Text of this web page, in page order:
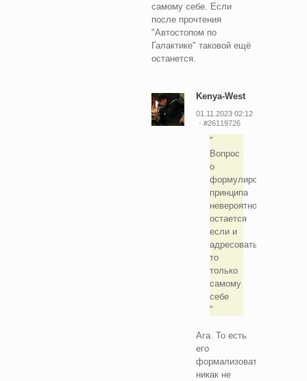
самому себе. Если
после прочтения
"Автостопом по
Галактике" таковой ещё
останется.
Kenya-West
01.11.2023 02:12
#26119726
Вопрос
о
формулировке
принципа
невероятности
остается
если и
адресовать,
то
только
самому
себе
Ага. То есть
его
формализовать
никак не